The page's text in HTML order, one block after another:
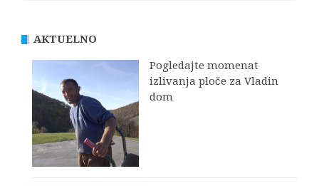
AKTUELNO
Pogledajte momenat
izlivanja ploče za Vladin
dom